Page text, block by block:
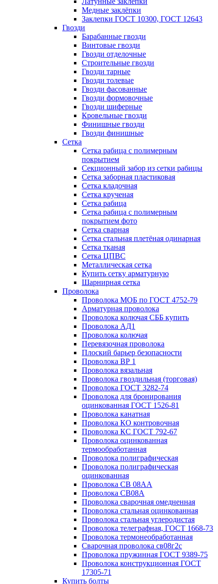
Медные заклёпки
Заклепки ГОСТ 10300, ГОСТ 12643
Гвозди
Барабанные гвозди
Винтовые гвозди
Гвозди отделочные
Строительные гвозди
Гвозди тарные
Гвозди толевые
Гвозди фасованные
Гвозди формовочные
Гвозди шиферные
Кровельные гвозди
Финишные гвозди
Гвозди финишные
Сетка
Сетка рабица с полимерным
покрытием
Секционный забор из сетки рабицы
Сетка заборная пластиковая
Сетка кладочная
Сетка крученая
Сетка рабица
Сетка рабица с полимерным
покрытием фото
Сетка сварная
Сетка стальная плетёная одинарная
Сетка тканая
Сетка ЦПВС
Металлическая сетка
Купить сетку арматурную
Шарнирная сетка
Проволока
Проволока МОБ по ГОСТ 4752-79
Арматурная проволока
Проволока колючая СББ купить
Проволока АД1
Проволока колючая
Перевязочная проволока
Плоский барьер безопасности
Проволока ВР 1
Проволока вязальная
Проволока гвоздильная (торговая)
Проволока ГОСТ 3282-74
Проволока для бронирования
оцинкованная ГОСТ 1526-81
Проволока канатная
Проволока КО контровочная
Проволока КС ГОСТ 792-67
Проволока оцинкованная
термообработанная
Проволока полиграфическая
Проволока полиграфическая
оцинкованная
Проволока СВ 08АА
Проволока СВ08А
Проволока сварочная омедненная
Проволока стальная оцинкованная
Проволока стальная углеродистая
Проволока телеграфная, ГОСТ 1668-73
Проволока термонеобработанная
Сварочная проволока св08г2с
Проволока пружинная ГОСТ 9389-75
Проволока конструкционная ГОСТ
17305-71
Купить болты